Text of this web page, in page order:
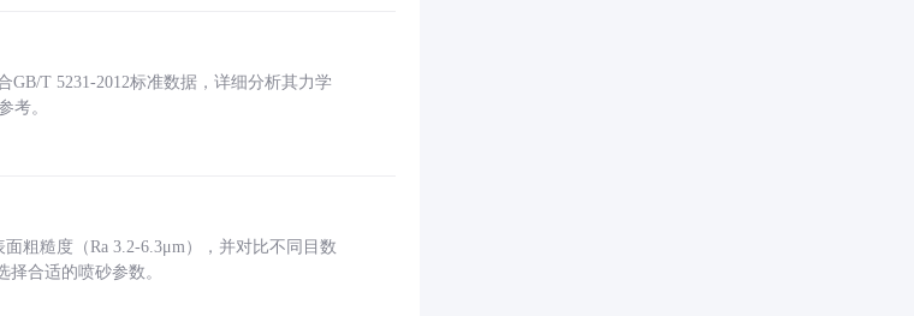
T 5231-2012标准数据，详细分析其力学
考。
粗糙度（Ra 3.2-6.3μm），并对比不同目数
合适的喷砂参数。